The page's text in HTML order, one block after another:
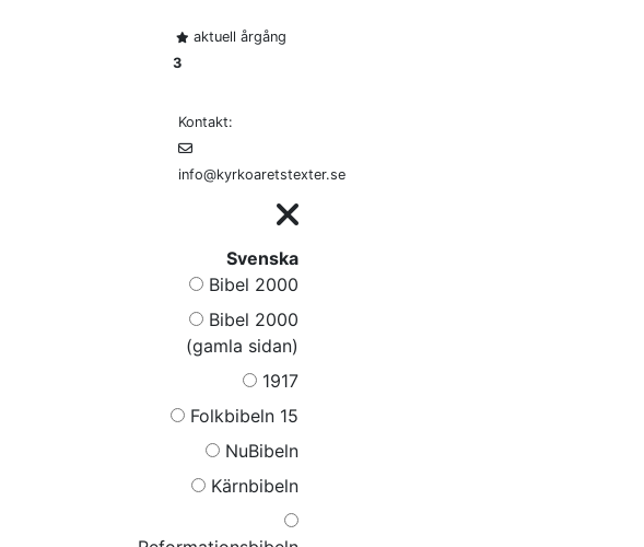
aktuell årgång
3
Kontakt:
info@kyrkoaretstexter.se
Svenska
Bibel 2000
Bibel 2000
(gamla sidan)
1917
Folkbibeln 15
NuBibeln
Kärnbibeln